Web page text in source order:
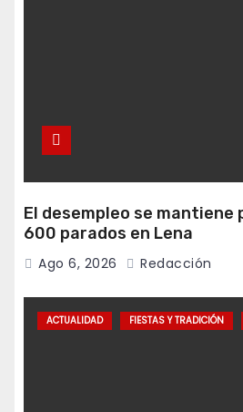
El desempleo se mantiene
600 parados en Lena
Ago 6, 2026 Redacción
ACTUALIDAD FIESTAS Y TRADICIÓN